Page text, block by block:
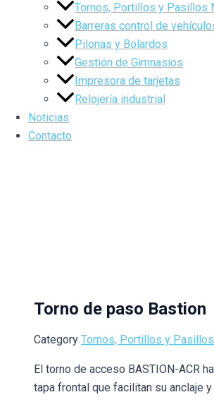
Tornos, Portillos y Pasillos
Barreras control de
Pilonas y Bolardos
Gestión de Gimnasios
Impresora de tarjetas
Relojería industrial
Noticias
Contacto
Torno de paso Bastion
Category Tornos, Portillos y
El torno de acceso BASTION-ACR
tapa frontal que facilitan su anclaje